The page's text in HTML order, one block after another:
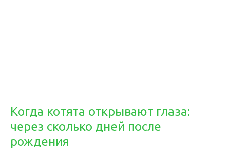
Когда котята открывают глаза:
через сколько дней после
рождения